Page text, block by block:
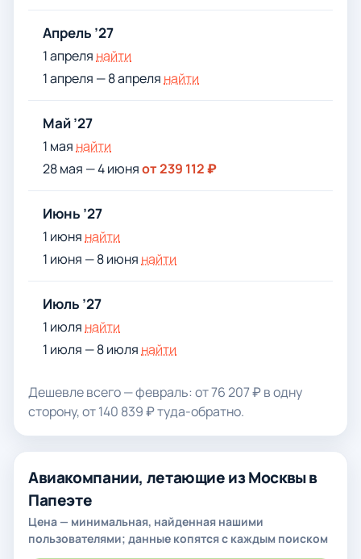
Апрель ’27
1 апреля найти
1 апреля — 8 апреля найти
Май ’27
1 мая найти
28 мая — 4 июняот 239 112 ₽
Июнь ’27
1 июня найти
1 июня — 8 июня найти
Июль ’27
1 июля найти
1 июля — 8 июля найти
Дешевле всего — февраль: от 76 207 ₽ в одну
сторону, от 140 839 ₽ туда-обратно.
Авиакомпании, летающие из Москвы в
Папеэте
Цена — минимальная, найденная нашими
пользователями; данные копятся с каждым поиском